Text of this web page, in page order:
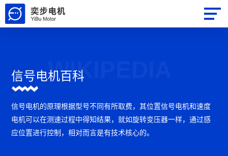
信号电机百科WIKIPEDIA
信号电机的原理根据型号不同有所取费，其位置信号电机和速度
电机可以在测速过程中得知结果，就如旋转变压器一样，通过感
应位置进行控制，相对而言是有技术核心的。